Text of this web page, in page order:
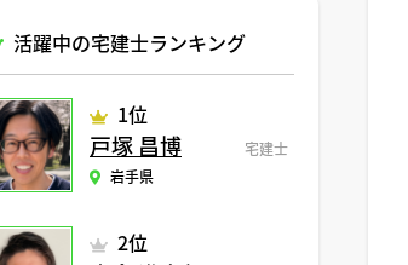
活躍中の宅建士ランキング
1位
戸塚 昌博
宅建士
岩手県
2位